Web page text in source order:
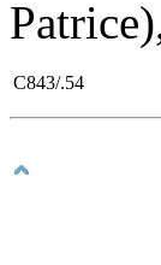
C843/.54